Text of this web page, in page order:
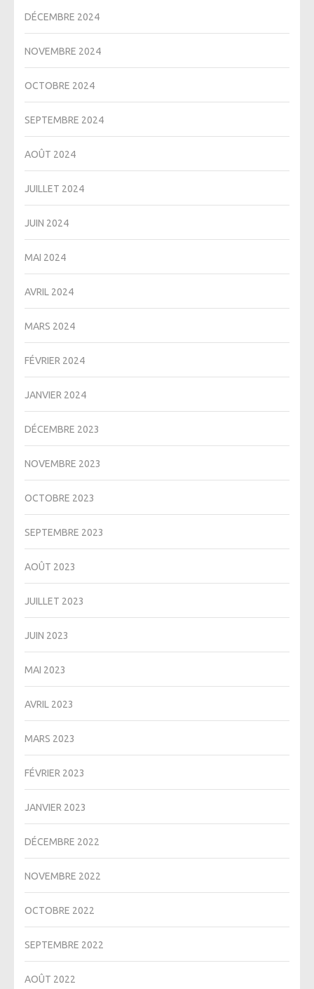
DÉCEMBRE 2024
NOVEMBRE 2024
OCTOBRE 2024
SEPTEMBRE 2024
AOÛT 2024
JUILLET 2024
JUIN 2024
MAI 2024
AVRIL 2024
MARS 2024
FÉVRIER 2024
JANVIER 2024
DÉCEMBRE 2023
NOVEMBRE 2023
OCTOBRE 2023
SEPTEMBRE 2023
AOÛT 2023
JUILLET 2023
JUIN 2023
MAI 2023
AVRIL 2023
MARS 2023
FÉVRIER 2023
JANVIER 2023
DÉCEMBRE 2022
NOVEMBRE 2022
OCTOBRE 2022
SEPTEMBRE 2022
AOÛT 2022